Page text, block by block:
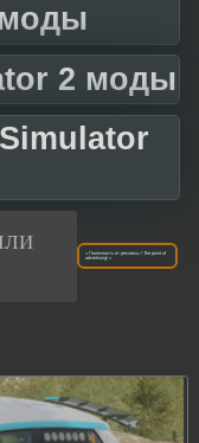
2 моды
« Полезность от рекламы / The point of
advertising! »